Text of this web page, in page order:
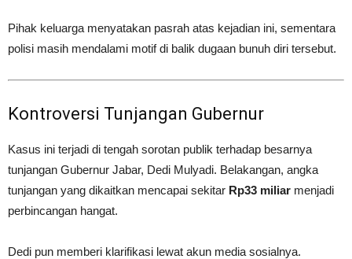
Pihak keluarga menyatakan pasrah atas kejadian ini, sementara
polisi masih mendalami motif di balik dugaan bunuh diri tersebut.
Kontroversi Tunjangan Gubernur
Kasus ini terjadi di tengah sorotan publik terhadap besarnya
tunjangan Gubernur Jabar, Dedi Mulyadi. Belakangan, angka
tunjangan yang dikaitkan mencapai sekitar Rp33 miliar menjadi
perbincangan hangat.
Dedi pun memberi klarifikasi lewat akun media sosialnya.